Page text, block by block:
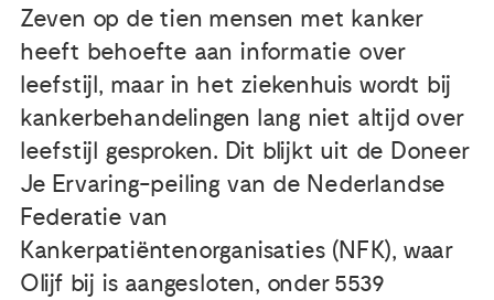
Nieuws
Agenda
Publicaties
Ervaringsdeskundigheid
Zeven op de tien mensen met kanker
heeft behoefte aan informatie over
leefstijl, maar in het ziekenhuis wordt bij
kankerbehandelingen lang niet altijd over
leefstijl gesproken. Dit blijkt uit de Doneer
Je Ervaring-peiling van de Nederlandse
Federatie van
Kankerpatiëntenorganisaties (NFK), waar
Olijf bij is aangesloten, onder 5539